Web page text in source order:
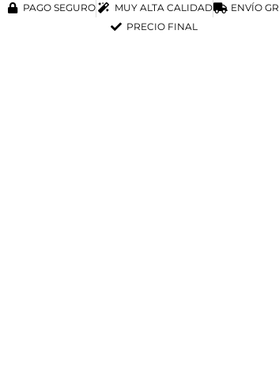
PAGO SEGURO MUY ALTA CALIDAD
ENVÍO
PRECIO FINAL